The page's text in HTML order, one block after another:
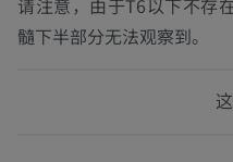
请注意，由于T6以下不存
髓下半部分无法观察到。